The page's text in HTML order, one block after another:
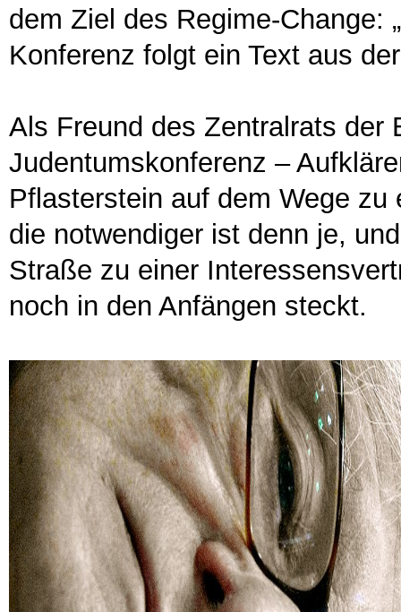
dem Ziel des Regime-Change:
Konferenz folgt ein Text aus
Als Freund des Zentralrats der
Judentumskonferenz –
Pflasterstein auf dem Wege
die notwendiger ist denn je,
Straße zu einer
noch in den Anfängen steckt.